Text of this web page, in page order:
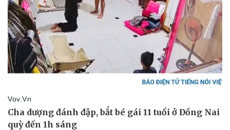
Kinh tế
Thị trường
Giá vàng
Chứng khoán